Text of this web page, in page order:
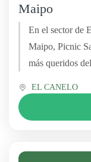
Maipo
En el sector de
Maipo, Picnic
más queridos
EL CANELO